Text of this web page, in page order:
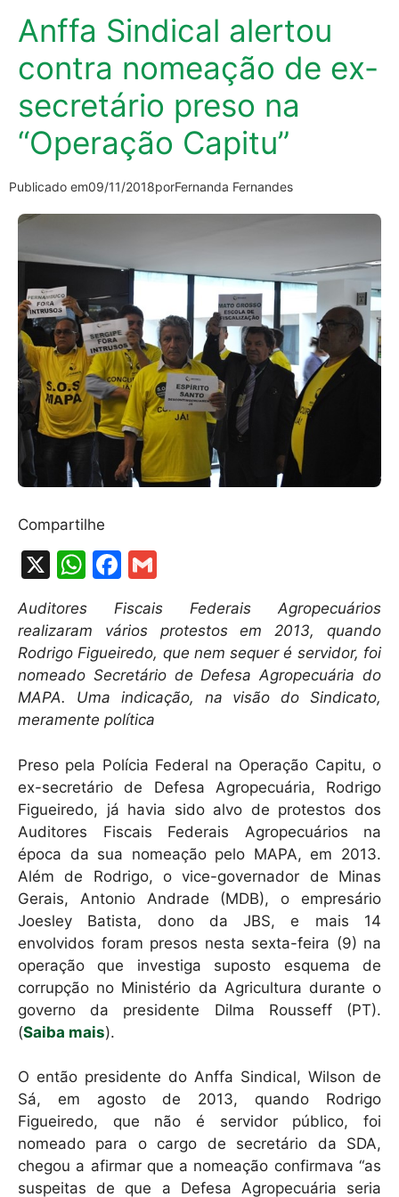
Anffa Sindical alertou
contra nomeação de ex-
secretário preso na
“Operação Capitu”
Publicado em09/11/2018porFernanda Fernandes
Compartilhe
X
W
at
s
A
p
p
F
a
c
e
b
o
o
k
ai
l
Auditores Fiscais Federais Agropecuários
realizaram vários protestos em 2013, quando
Rodrigo Figueiredo, que nem sequer é servidor, foi
nomeado Secretário de Defesa Agropecuária do
MAPA. Uma indicação, na visão do Sindicato,
meramente política
Preso pela Polícia Federal na Operação Capitu, o
ex-secretário de Defesa Agropecuária, Rodrigo
Figueiredo, já havia sido alvo de protestos dos
Auditores Fiscais Federais Agropecuários na
época da sua nomeação pelo MAPA, em 2013.
Além de Rodrigo, o vice-governador de Minas
Gerais, Antonio Andrade (MDB), o empresário
Joesley Batista, dono da JBS, e mais 14
envolvidos foram presos nesta sexta-feira (9) na
operação que investiga suposto esquema de
corrupção no Ministério da Agricultura durante o
governo da presidente Dilma Rousseff (PT).
(Saiba mais).
O então presidente do Anffa Sindical, Wilson de
Sá, em agosto de 2013, quando Rodrigo
Figueiredo, que não é servidor público, foi
nomeado para o cargo de secretário da SDA,
chegou a afirmar que a nomeação confirmava “as
suspeitas de que a Defesa Agropecuária seria